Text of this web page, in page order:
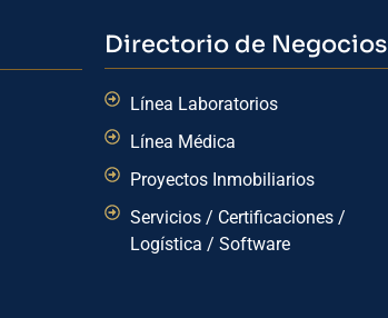
Directorio de Negocios
Línea Laboratorios
Línea Médica
Proyectos Inmobiliarios
Servicios / Certificaciones /
Logística / Software